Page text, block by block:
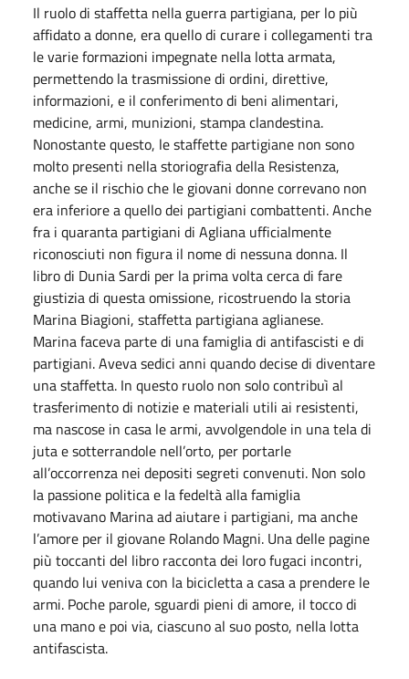
Il ruolo di staffetta nella guerra partigiana, per lo più
affidato a donne, era quello di curare i collegamenti tra
le varie formazioni impegnate nella lotta armata,
permettendo la trasmissione di ordini, direttive,
informazioni, e il conferimento di beni alimentari,
medicine, armi, munizioni, stampa clandestina.
Nonostante questo, le staffette partigiane non sono
molto presenti nella storiografia della Resistenza,
anche se il rischio che le giovani donne correvano non
era inferiore a quello dei partigiani combattenti. Anche
fra i quaranta partigiani di Agliana ufficialmente
riconosciuti non figura il nome di nessuna donna. Il
libro di Dunia Sardi per la prima volta cerca di fare
giustizia di questa omissione, ricostruendo la storia
Marina Biagioni, staffetta partigiana aglianese.
Marina faceva parte di una famiglia di antifascisti e di
partigiani. Aveva sedici anni quando decise di diventare
una staffetta. In questo ruolo non solo contribuì al
trasferimento di notizie e materiali utili ai resistenti,
ma nascose in casa le armi, avvolgendole in una tela di
juta e sotterrandole nell’orto, per portarle
all’occorrenza nei depositi segreti convenuti. Non solo
la passione politica e la fedeltà alla famiglia
motivavano Marina ad aiutare i partigiani, ma anche
l’amore per il giovane Rolando Magni. Una delle pagine
più toccanti del libro racconta dei loro fugaci incontri,
quando lui veniva con la bicicletta a casa a prendere le
armi. Poche parole, sguardi pieni di amore, il tocco di
una mano e poi via, ciascuno al suo posto, nella lotta
antifascista.